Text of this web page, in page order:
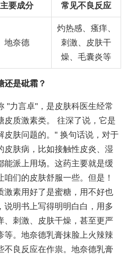
主要成分 常见不良反应
地奈德
灼热感、瘙痒、
刺激、皮肤干
燥、毛囊炎等
还是砒霜？
"力言卓"，是皮肤科医生经常
皮质激素类。 往深了说，它是
皮肤问题的。" 换句话说，对于
皮肤病，比如接触性皮炎、湿
能派上用场。这药主要就是缓
们的皮肤舒服一些。但是！
激素用好了是蜜糖，用不好也
说明书上写得明明白白，用多
、刺激、皮肤干燥，甚至更严
等。地奈德乳膏抹脸上火辣辣
不良反应在作祟。地奈德乳膏